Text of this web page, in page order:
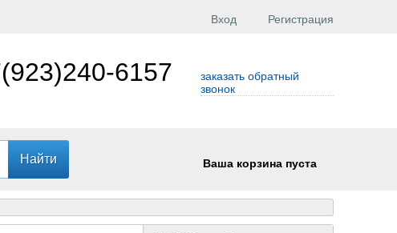
Вход Регистрация
6157
заказать обратный
звонок
Ваша корзина пуста